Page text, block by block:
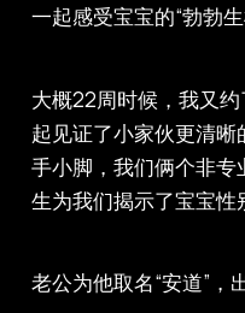
一起感受宝宝的“勃勃生
大概22周时候，我又
起见证了小家伙更清
手小脚，我们俩个非
生为我们揭示了宝宝性
老公为他取名“安道”，